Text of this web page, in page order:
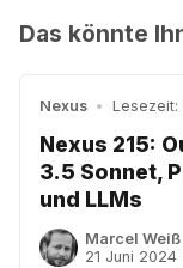
Das könnte
Nexus • Lesezeit:
Nexus 215:
3.5 Sonnet,
und LLMs
Marcel Weiß
21 Juni 2024